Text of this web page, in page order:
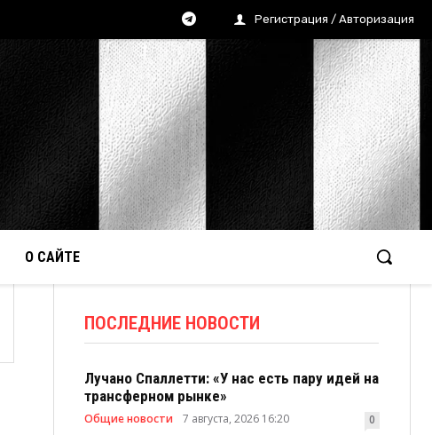
Регистрация / Авторизация
О САЙТЕ
ПОСЛЕДНИЕ НОВОСТИ
Лучано Спаллетти: «У нас есть пару идей на
трансферном рынке»
Общие новости 7 августа, 2026 16:20 0